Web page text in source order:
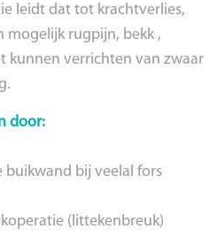
leidt dat tot krachtverlies,
mogelijk rugpijn, bekk ,
kunnen verrichten van zwaar
door:
buikwand bij veelal fors
(littekenbreuk)